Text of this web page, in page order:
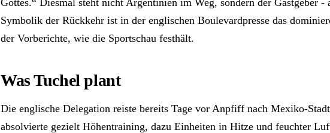
Symbolik der Rückkehr ist in der englischen Boulevardpresse das
der Vorberichte, wie die Sportschau festhält.
Was Tuchel plant
Die englische Delegation reiste bereits Tage vor Anpfiff nach Mexiko-
absolvierte gezielt Höhentraining, dazu Einheiten in Hitze und feuchter